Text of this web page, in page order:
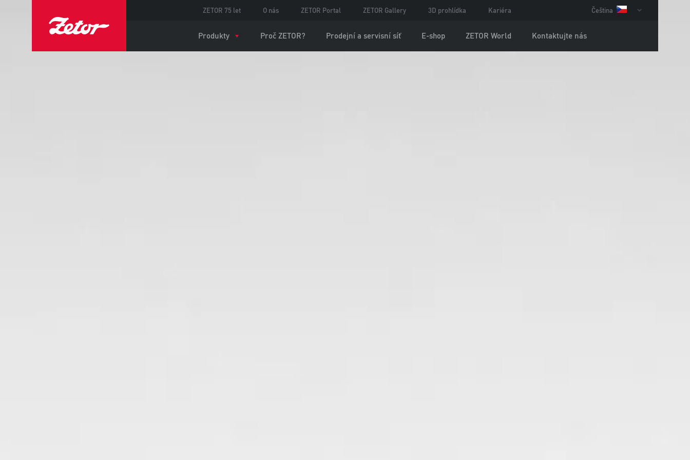
ZETOR 75 let O nás ZETOR Portal ZETOR Gallery 3D prohlídka Kariéra Čeština
Produkty Proč ZETOR? Prodejní a servisní síť E-shop ZETOR World Kontaktujte nás